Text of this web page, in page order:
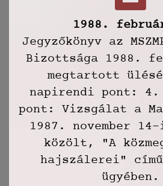
1988.
Jegyzőkönyv az
Bizottsága 1988.
megtartott
napirendi pont: 4.
pont: Vizsgálat a
1987. november 14-
közölt, "A
hajszálerei"
ügyében.